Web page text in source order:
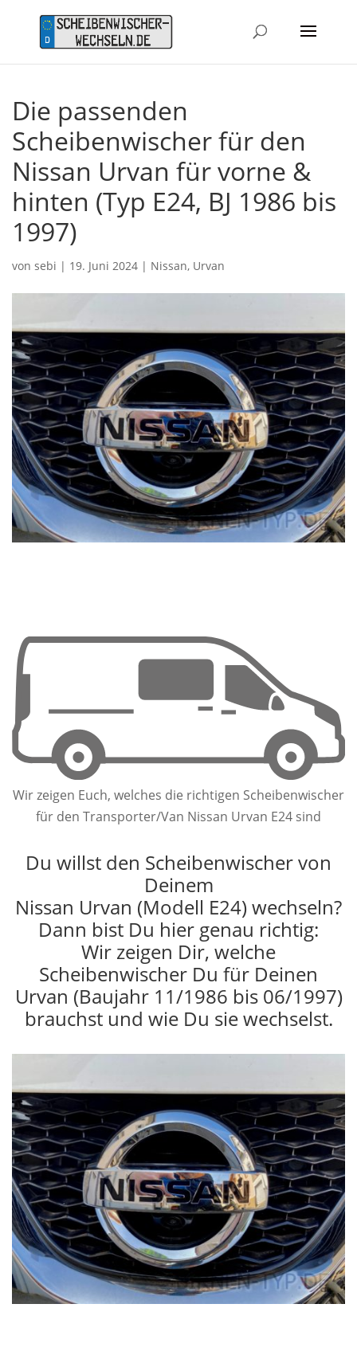
Die passenden
Scheibenwischer für den
Nissan Urvan für vorne &
hinten (Typ E24, BJ 1986 bis
1997)
von sebi | 19. Juni 2024 | Nissan, Urvan
Wir zeigen Euch, welches die richtigen Scheibenwischer
für den Transporter/Van Nissan Urvan E24 sind
Du willst den Scheibenwischer von
Deinem
Nissan Urvan (Modell E24) wechseln?
Dann bist Du hier genau richtig:
Wir zeigen Dir, welche
Scheibenwischer Du für Deinen
Urvan (Baujahr 11/1986 bis 06/1997)
brauchst und wie Du sie wechselst.